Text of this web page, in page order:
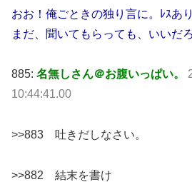
おお！俺ごときの独り言に。ﾚｽあ
まだ、聞いてもらっても、いいだろ
885: 名無しさん＠お腹いっぱい。
10:44:41.00
>>883 吐きだしなさい。
>>882 結末を書け